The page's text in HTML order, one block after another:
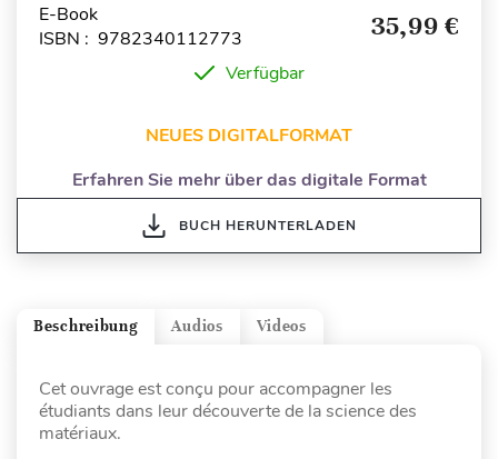
E-Book
ISBN : 9782340112773
35,99 €
Verfügbar
NEUES DIGITALFORMAT
Erfahren Sie mehr über das digitale Format
BUCH HERUNTERLADEN
Videos
Audios
Beschreibung
Cet ouvrage est conçu pour accompagner les
étudiants dans leur découverte de la science des
matériaux.